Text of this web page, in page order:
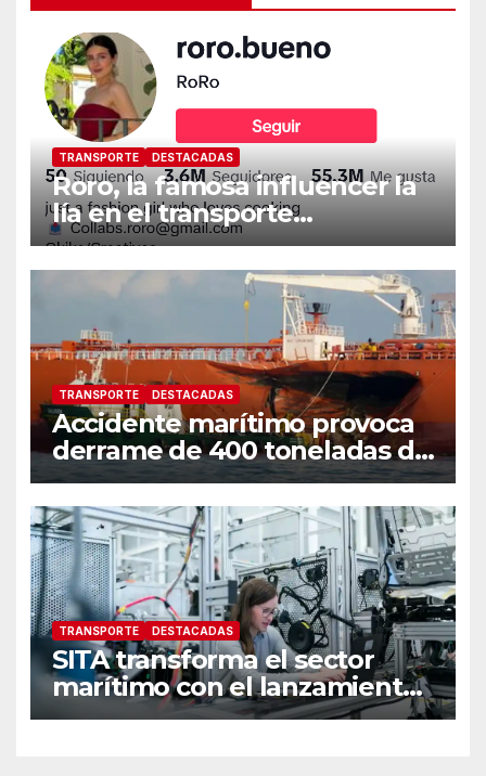
TRANSPORTE DESTACADAS
Roro, la famosa influencer la
lía en el transporte
internacional
TRANSPORTE DESTACADAS
Accidente marítimo provoca
derrame de 400 toneladas de
petróleo en las costas de
Singapur
TRANSPORTE DESTACADAS
SITA transforma el sector
marítimo con el lanzamiento
de SmartSea y CSM se